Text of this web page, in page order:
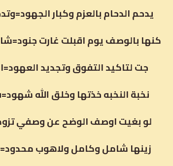
يدحم الدحام بالعزم وكبار
كنها بالوصف يوم اقبلت غارت
جت لتاكيد التفوق وتجديد
نخبة النخبه خذتها وخلق الله
لو بغيت اوصف الوضح عن وصفي
زينها شامل وكامل ولاهوب